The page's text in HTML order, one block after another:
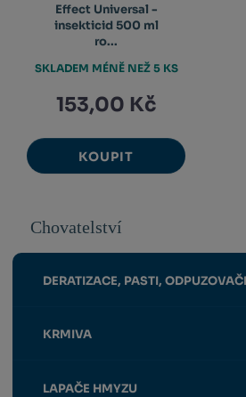
Effect Universal -
insekticid 500 ml
ro...
153,00 Kč
KOUPIT
SKLADEM MÉNĚ NEŽ 5 KS
Chovatelství
DERATIZACE, PASTI,
KRMIVA
LAPAČE HMYZU